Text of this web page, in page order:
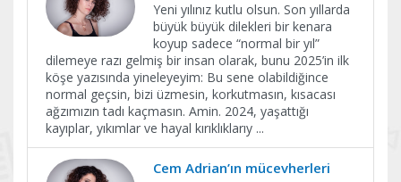
Yeni yılınız kutlu olsun. Son yıllarda
büyük büyük dilekleri bir kenara
koyup sadece “normal bir yıl”
dilemeye razı gelmiş bir insan olarak, bunu 2025’in ilk
köşe yazısında yineleyeyim: Bu sene olabildiğince
normal geçsin, bizi üzmesin, korkutmasın, kısacası
ağzımızın tadı kaçmasın. Amin. 2024, yaşattığı
kayıplar, yıkımlar ve hayal kırıklıklarıy ...
Cem Adrian’ın mücevherleri